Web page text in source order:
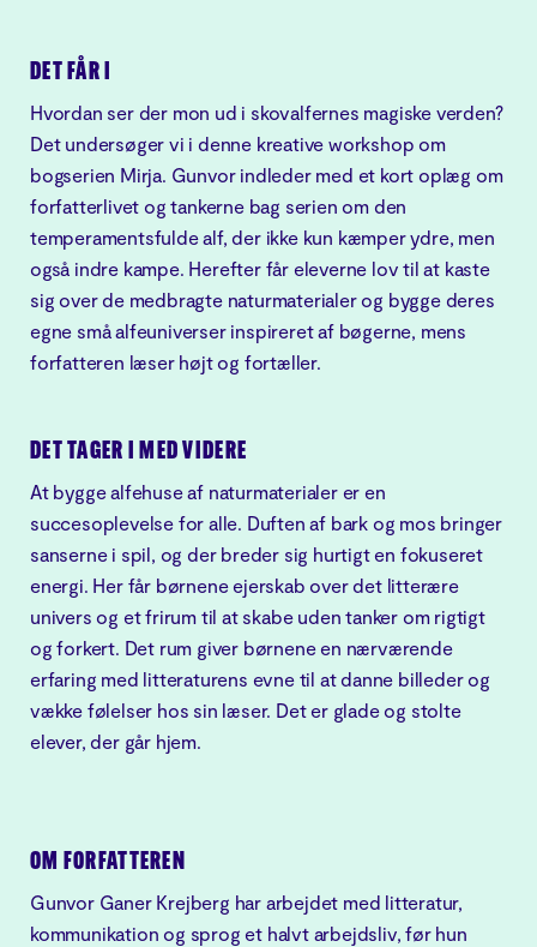
DET FÅR I
Hvordan ser der mon ud i skovalfernes magiske verden?
Det undersøger vi i denne kreative workshop om
bogserien Mirja. Gunvor indleder med et kort oplæg om
forfatterlivet og tankerne bag serien om den
temperamentsfulde alf, der ikke kun kæmper ydre, men
også indre kampe. Herefter får eleverne lov til at kaste
sig over de medbragte naturmaterialer og bygge deres
egne små alfeuniverser inspireret af bøgerne, mens
forfatteren læser højt og fortæller.
DET TAGER I MED VIDERE
At bygge alfehuse af naturmaterialer er en
succesoplevelse for alle. Duften af bark og mos bringer
sanserne i spil, og der breder sig hurtigt en fokuseret
energi. Her får børnene ejerskab over det litterære
univers og et frirum til at skabe uden tanker om rigtigt
og forkert. Det rum giver børnene en nærværende
erfaring med litteraturens evne til at danne billeder og
vække følelser hos sin læser. Det er glade og stolte
elever, der går hjem.
OM FORFATTEREN
Gunvor Ganer Krejberg har arbejdet med litteratur,
kommunikation og sprog et halvt arbejdsliv, før hun